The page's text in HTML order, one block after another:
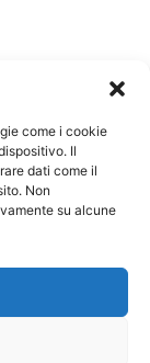
come i cookie
Il
dati come il
Non
su alcune
Biologi:
Vincenzo